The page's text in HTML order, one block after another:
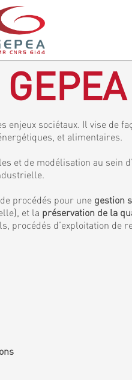
sociétaux. Il vise de
et alimentaires.
et de modélisation au sein
procédés pour une gestion
et la préservation de la
procédés d’exploitation